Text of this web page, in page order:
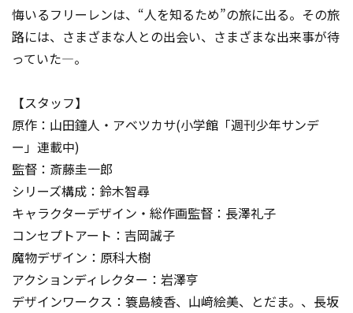
悔いるフリーレンは、“人を知るため”の旅に出る。その旅
路には、さまざまな人との出会い、さまざまな出来事が待
っていた―。
【スタッフ】
原作：山田鐘人・アベツカサ(小学館「週刊少年サンデ
ー」連載中)
監督：斎藤圭一郎
シリーズ構成：鈴木智尋
キャラクターデザイン・総作画監督：長澤礼子
コンセプトアート：吉岡誠子
魔物デザイン：原科大樹
アクションディレクター：岩澤亨
デザインワークス：簑島綾香、山﨑絵美、とだま。、長坂